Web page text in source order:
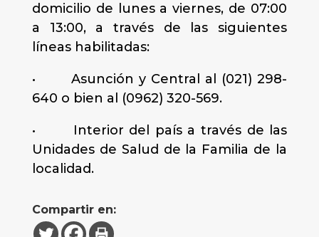
domicilio de lunes a viernes, de 07:00
a 13:00, a través de las siguientes
líneas habilitadas:
• Asunción y Central al (021) 298-
640 o bien al (0962) 320-569.
• Interior del país a través de las
Unidades de Salud de la Familia de la
localidad.
Compartir en: